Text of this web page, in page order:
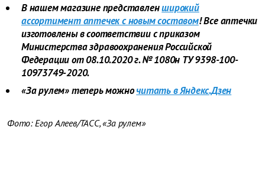
В нашем магазине представленширокий
ассортимент аптечек с новым составом! Все аптечки
изготовлены в соответствии с приказом
Министерства здравоохранения Российской
Федерации от 08.10.2020 г. № 1080н ТУ 9398-100-
10973749-2020.
«За рулем» теперь можно читать в Яндекс.Дзен
Фото: Егор Алеев/ТАСС, «За рулем»